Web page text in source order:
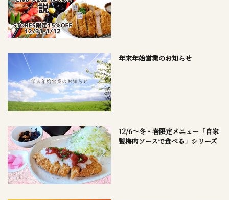
年末年始営業のお知らせ
12/6～冬・春限定メニュー「自家
製梅肉ソースで食べる」シリーズ